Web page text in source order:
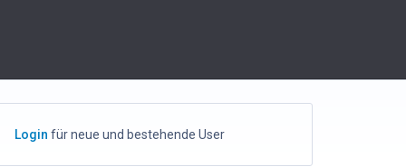
Login für neue und bestehende User